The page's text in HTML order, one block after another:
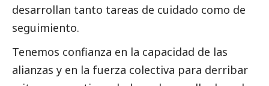
desarrollan tanto tareas de cuidado como de
seguimiento.
Tenemos confianza en la capacidad de las
alianzas y en la fuerza colectiva para derribar